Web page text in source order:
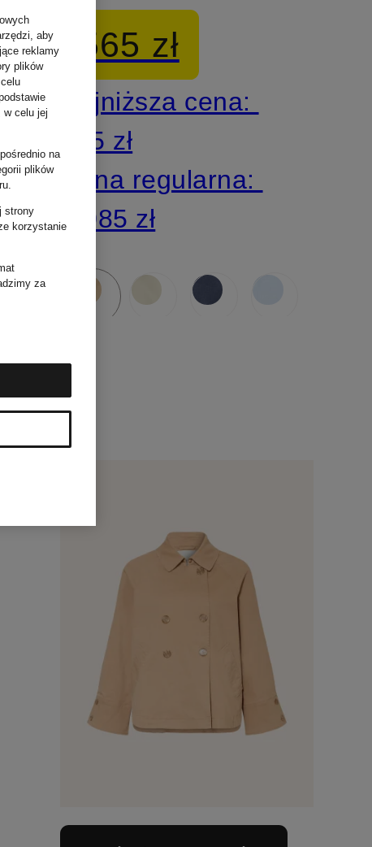
565 zł
Najniższa cena:
565 zł
Cena regularna:
1 085 zł
aby
reklamy
plików
w celu jej
na
plików
strony
korzystanie
za